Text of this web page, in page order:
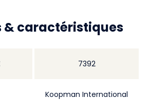
& caractéristiques
7392
Koopman International